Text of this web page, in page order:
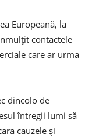
Europeană, la
contactele
care ar urma
dincolo de
întregii lumi să
cauzele şi